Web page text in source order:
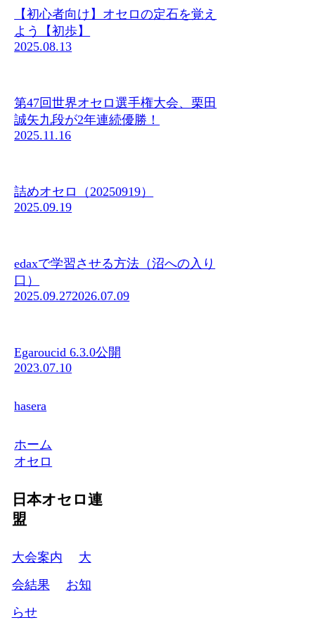
【初心者向け】オセロの定石を覚え
よう【初歩】
2025.08.13
第47回世界オセロ選手権大会、栗田
誠矢九段が2年連続優勝！
2025.11.16
詰めオセロ（20250919）
2025.09.19
edaxで学習させる方法（沼への入り
口）
2025.09.272026.07.09
Egaroucid 6.3.0公開
2023.07.10
hasera
ホーム
オセロ
日本オセロ連
盟
大会案内
大
会結果
お知
らせ